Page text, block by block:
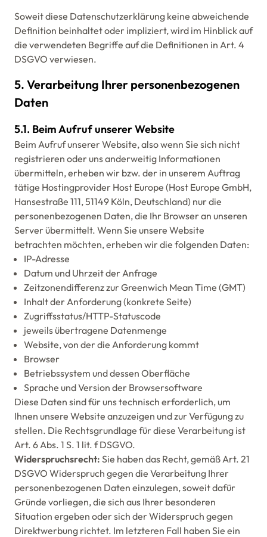
Soweit diese Datenschutzerklärung keine abweichende
Definition beinhaltet oder impliziert, wird im Hinblick auf
die verwendeten Begriffe auf die Definitionen in Art. 4
DSGVO verwiesen.
5. Verarbeitung Ihrer personenbezogenen
Daten
5.1. Beim Aufruf unserer Website
Beim Aufruf unserer Website, also wenn Sie sich nicht
registrieren oder uns anderweitig Informationen
übermitteln, erheben wir bzw. der in unserem Auftrag
tätige Hostingprovider Host Europe (Host Europe GmbH,
Hansestraße 111, 51149 Köln, Deutschland) nur die
personenbezogenen Daten, die Ihr Browser an unseren
Server übermittelt. Wenn Sie unsere Website
betrachten möchten, erheben wir die folgenden Daten:
IP-Adresse
Datum und Uhrzeit der Anfrage
Zeitzonendifferenz zur Greenwich Mean Time (GMT)
Inhalt der Anforderung (konkrete Seite)
Zugriffsstatus/HTTP-Statuscode
jeweils übertragene Datenmenge
Website, von der die Anforderung kommt
Browser
Betriebssystem und dessen Oberfläche
Sprache und Version der Browsersoftware
Diese Daten sind für uns technisch erforderlich, um
Ihnen unsere Website anzuzeigen und zur Verfügung zu
stellen. Die Rechtsgrundlage für diese Verarbeitung ist
Art. 6 Abs. 1 S. 1 lit. f DSGVO.
Widerspruchsrecht: Sie haben das Recht, gemäß Art. 21
DSGVO Widerspruch gegen die Verarbeitung Ihrer
personenbezogenen Daten einzulegen, soweit dafür
Gründe vorliegen, die sich aus Ihrer besonderen
Situation ergeben oder sich der Widerspruch gegen
Direktwerbung richtet. Im letzteren Fall haben Sie ein